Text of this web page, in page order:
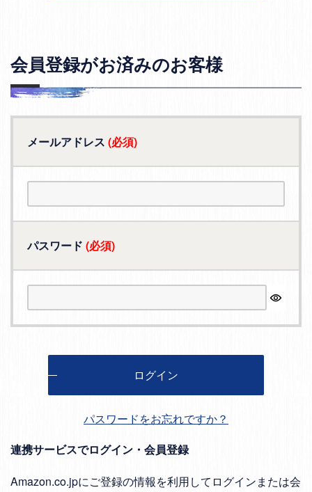
会員登録がお済みのお客様
メールアドレス (必須)
パスワード (必須)
ログイン
パスワードをお忘れですか？
連携サービスでログイン・会員登録
Amazon.co.jpにご登録の情報を利用してログインまたは会